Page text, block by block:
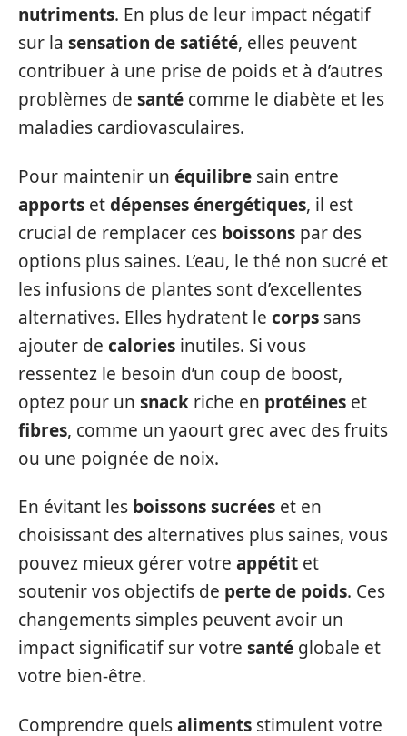
nutriments. En plus de leur impact négatif
sur la sensation de satiété, elles peuvent
contribuer à une prise de poids et à d’autres
problèmes de santé comme le diabète et les
maladies cardiovasculaires.
Pour maintenir un équilibre sain entre
apports etdépenses énergétiques, il est
crucial de remplacer ces boissons par des
options plus saines. L’eau, le thé non sucré et
les infusions de plantes sont d’excellentes
alternatives. Elles hydratent le corps sans
ajouter de calories inutiles. Si vous
ressentez le besoin d’un coup de boost,
optez pour un snack riche en protéines et
fibres, comme un yaourt grec avec des fruits
ou une poignée de noix.
En évitant les boissons sucrées et en
choisissant des alternatives plus saines, vous
pouvez mieux gérer votre appétit et
soutenir vos objectifs de perte de poids. Ces
changements simples peuvent avoir un
impact significatif sur votre santé globale et
votre bien-être.
Comprendre quelsaliments stimulent votre